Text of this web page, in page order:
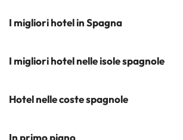
Il Nostro Team
Iscrivetevi alla nostra newsletter
I migliori hotel in Spagna
Hotel a Salou
Hotel a Cádiz
I migliori hotel nelle isole spagnole
Hotel a Tenerife
Hotel nelle coste spagnole
Costa del Sol